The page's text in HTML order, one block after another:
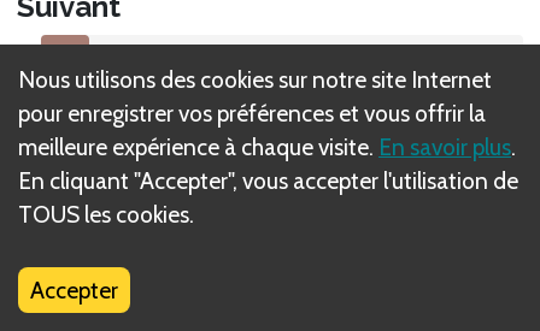
Qu'est-ce que les règles DIZED ?
Nous utilisons des cookies sur notre site Internet
pour enregistrer vos préférences et vous offrir la
meilleure expérience à chaque visite. En savoir plus.
En cliquant "Accepter", vous accepter l'utilisation de
TOUS les cookies.
Accepter